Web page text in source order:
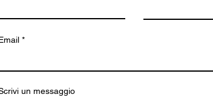
un messaggio